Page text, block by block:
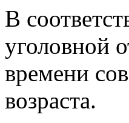
В
уголовной
времени
возраста.